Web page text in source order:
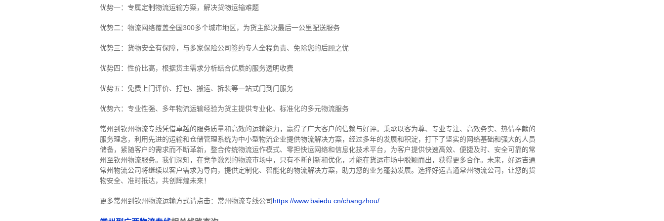
优势一：专属定制物流运输方案，解决货物运输难题
优势二：物流网络覆盖全国300多个城市地区，为货主解决最后一公里配送服务
优势三：货物安全有保障，与多家保险公司签约专人全程负责、免除您的后顾之忧
优势四：性价比高，根据货主需求分析结合优质的服务透明收费
优势五：免费上门评价、打包、搬运、拆装等一站式门到门服务
优势六：专业性强、多年物流运输经验为货主提供专业化、标准化的多元物流服务
常州到钦州物流专线凭借卓越的服务质量和高效的运输能力，赢得了广大客户的信赖与好评。 秉承以客为尊、专业专注、高效务实、热情奉献的
服务理念，利用先进的运输和仓储管理系统为中小型物流企业提供物流解决方案，经过多年的发展和积淀，打下了坚实的网络基础和强大的人员
储备，紧随客户的需求而不断革新，整合传统物流运作模式、零担快运网络和信息化技术平台，为客户提供快速高效、便捷及时、安全可靠的常
州至钦州物流服务。 我们深知，在竞争激烈的物流市场中，只有不断创新和优化，才能在货运市场中脱颖而出，获得更多合作。 未来，好运吉通
常州物流公司将继续以客户需求为导向，提供定制化、智能化的物流解决方案，助力您的业务蓬勃发展。选择好运吉通常州物流公司，让您的货
物安全、准时抵达，共创辉煌未来！
更多常州到钦州物流运输方式请点击：常州物流专线公司https://www.baiedu.cn/changzhou/